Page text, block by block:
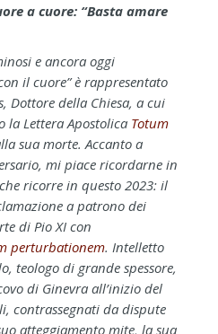
a cuore: “Basta amare
e ancora oggi
il cuore” è rappresentato
Dottore della Chiesa, a cui
la Lettera Apostolica Totum
sua morte. Accanto a
mi piace ricordarne in
ricorre in questo 2023: il
a patrono dei
di Pio XI con
perturbationem. Intelletto
teologo di grande spessore,
di Ginevra all’inizio del
contrassegnati da dispute
atteggiamento mite, la sua